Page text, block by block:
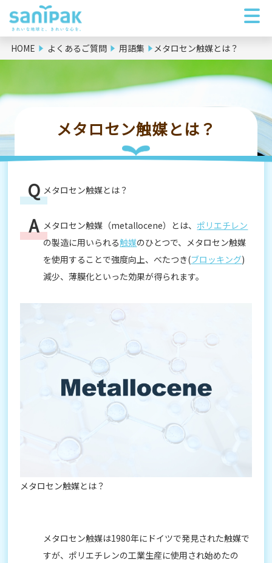
HOME よくあるご質問 用語集 メタロセン触媒とは？
メタロセン触媒とは？
メタロセン触媒とは？
メタロセン触媒（metallocene）とは、ポリエチレン
の製造に用いられる触媒のひとつで、メタロセン触媒
を使用することで強度向上、べたつき(ブロッキング)
減少、薄膜化といった効果が得られます。
メタロセン触媒とは？
メタロセン触媒は1980年にドイツで発見された触媒で
すが、ポリエチレンの工業生産に使用され始めたの